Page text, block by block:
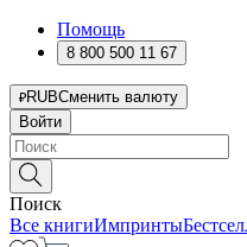
Помощь
8 800 500 11 67
RUBСменить валюту
Войти
Поиск
Все книгиИмпринты